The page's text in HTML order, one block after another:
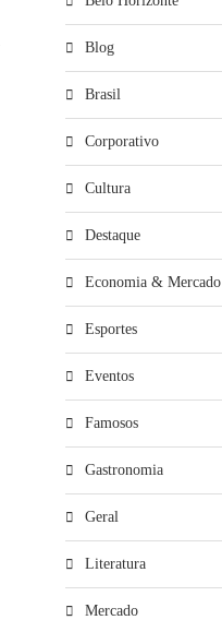
Blog
Brasil
Corporativo
Cultura
Destaque
Economia & Mercado
Esportes
Eventos
Famosos
Gastronomia
Geral
Literatura
Mercado